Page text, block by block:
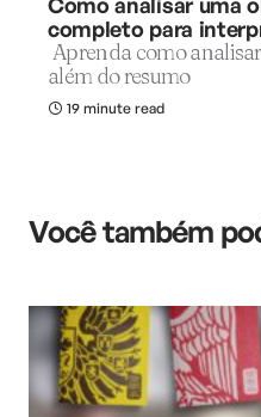
completo para
Aprenda como
além do resumo
19 minute read
Você também